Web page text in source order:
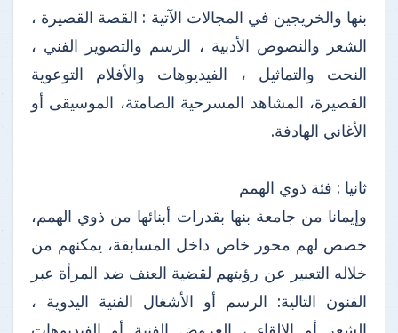
بنها والخريجين في المجالات الآتية : القصة القصيرة ،
الشعر والنصوص الأدبية ، الرسم والتصوير الفني ،
النحت والتماثيل ، الفيديوهات والأفلام التوعوية
القصيرة، المشاهد المسرحية الصامتة، الموسيقى أو
الأغاني الهادفة.
ثانيا : فئة ذوي الهمم
وإيمانا من جامعة بنها بقدرات أبنائها من ذوي الهمم،
خصص لهم محور خاص داخل المسابقة، يمكنهم من
خلاله التعبير عن رؤيتهم لقضية العنف ضد المرأة عبر
الفنون التالية: الرسم أو الأشغال الفنية اليدوية ،